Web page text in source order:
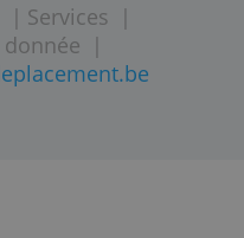
Internet !